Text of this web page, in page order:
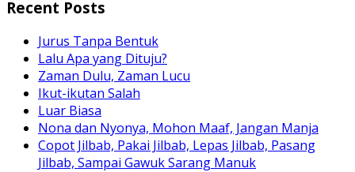
Recent Posts
Jurus Tanpa Bentuk
Lalu Apa yang Dituju?
Zaman Dulu, Zaman Lucu
Ikut-ikutan Salah
Luar Biasa
Nona dan Nyonya, Mohon Maaf, Jangan Manja
Copot Jilbab, Pakai Jilbab, Lepas Jilbab, Pasang
Jilbab, Sampai Gawuk Sarang Manuk